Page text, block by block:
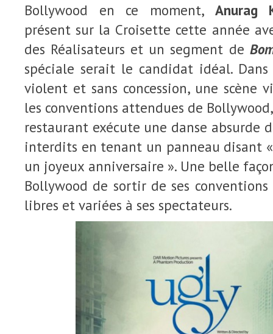
Bollywood en ce moment, Anurag
présent sur la Croisette cette année
des Réalisateurs et un segment de
spéciale serait le candidat idéal.
violent et sans concession, une scène
les conventions attendues de
restaurant exécute une danse absurde
interdits en tenant un panneau disant
un joyeux anniversaire ». Une belle
Bollywood de sortir de ses
libres et variées à ses spectateurs.